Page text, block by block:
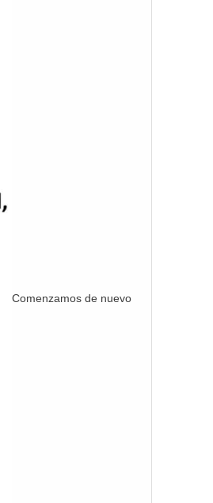
Comenzamos de nuevo